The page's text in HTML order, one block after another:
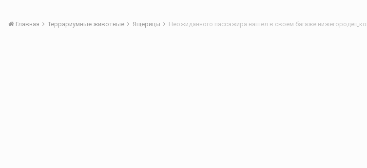
Главная Террариумные животные Ящерицы